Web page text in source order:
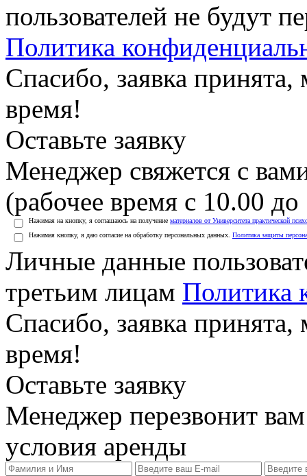
пользователей не будут
Политика
Спасибо, заявка
время!
Оставьте заявку
Менеджер свяжется с
(рабочее время с 10.00
Нажимая на кнопку, я соглашаюсь на получение материалов от Университета практической
Нажимая кнопку, я даю согласие на обработку персональных данных. Политика защиты
Личные данные
третьим лицам Политика
Спасибо, заявка
время!
Оставьте заявку
Менеджер перезвонит
условия аренды